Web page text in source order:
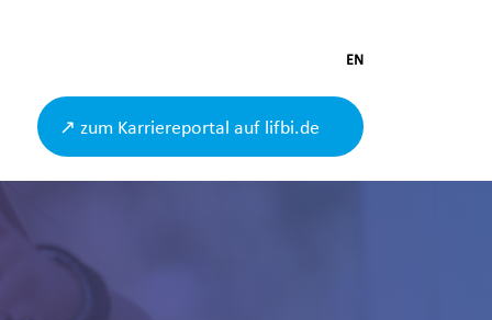
EN
↗ zum Karriereportal auf lifbi.de